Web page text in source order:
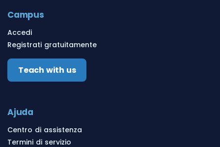
Campus
Accedi
Registrati gratuitamente
Teach with us
Ajuda
Centro di assistenza
Termini di servizio